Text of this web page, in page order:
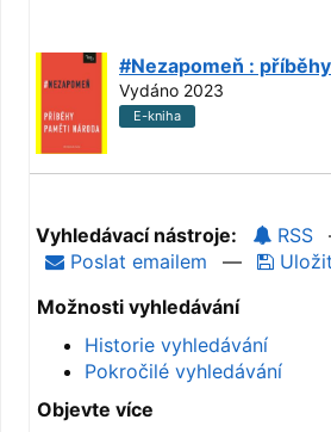
#Nezapomeň :
Vydáno 2023
E-kniha
Vyhledávací nástroje: RSS
Poslat emailem
—
Možnosti vyhledávání
Historie vyhledávání
Pokročilé vyhledávání
Objevte více